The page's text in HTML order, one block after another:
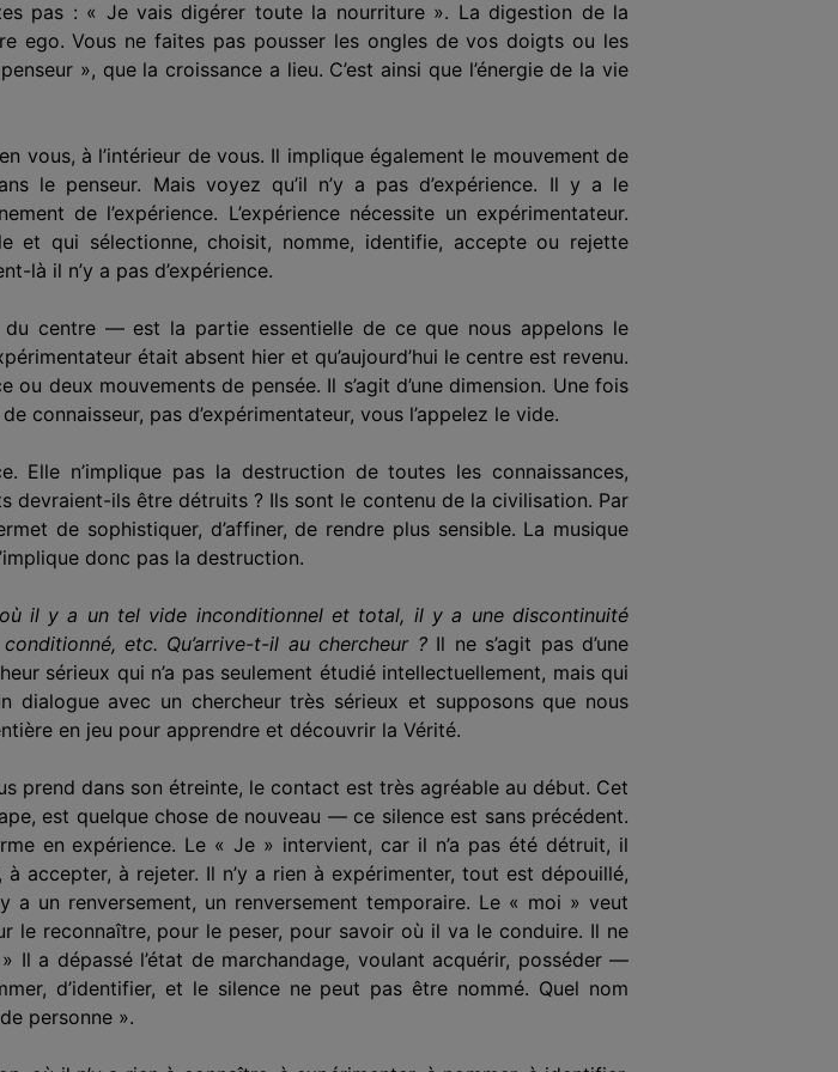
pas : « Je vais digérer toute la nourriture ». La digestion de la
ego. Vous ne faites pas pousser les ongles de vos doigts ou les
», que la croissance a lieu. C’est ainsi que l’énergie de la vie
vous, à l’intérieur de vous. Il implique également le mouvement de
le penseur. Mais voyez qu’il n’y a pas d’expérience. Il y a le
de l’expérience. L’expérience nécessite un expérimentateur.
et qui sélectionne, choisit, nomme, identifie, accepte ou rejette
là il n’y a pas d’expérience.
du centre — est la partie essentielle de ce que nous appelons le
était absent hier et qu’aujourd’hui le centre est revenu.
ou deux mouvements de pensée. Il s’agit d’une dimension. Une fois
connaisseur, pas d’expérimentateur, vous l’appelez le vide.
Elle n’implique pas la destruction de toutes les connaissances,
devraient-ils être détruits ? Ils sont le contenu de la civilisation. Par
de sophistiquer, d’affiner, de rendre plus sensible. La musique
donc pas la destruction.
il y a un tel vide inconditionnel et total, il y a une discontinuité
etc. Qu’arrive-t-il au chercheur ?Il ne s’agit pas d’une
sérieux qui n’a pas seulement étudié intellectuellement, mais qui
dialogue avec un chercheur très sérieux et supposons que nous
en jeu pour apprendre et découvrir la Vérité.
prend dans son étreinte, le contact est très agréable au début. Cet
est quelque chose de nouveau — ce silence est sans précédent.
en expérience. Le « Je » intervient, car il n’a pas été détruit, il
accepter, à rejeter. Il n’y a rien à expérimenter, tout est dépouillé,
un renversement, un renversement temporaire. Le « moi » veut
le reconnaître, pour le peser, pour savoir où il va le conduire. Il ne
a dépassé l’état de marchandage, voulant acquérir, posséder —
d’identifier, et le silence ne peut pas être nommé. Quel nom
personne ».